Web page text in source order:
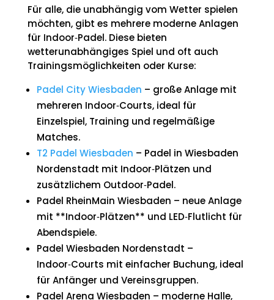
Für alle, die unabhängig vom Wetter spielen
möchten, gibt es mehrere moderne Anlagen
für Indoor‑Padel. Diese bieten
wetterunabhängiges Spiel und oft auch
Trainingsmöglichkeiten oder Kurse:
Padel City Wiesbaden – große Anlage mit
mehreren Indoor‑Courts, ideal für
Einzelspiel, Training und regelmäßige
Matches.
T2 Padel Wiesbaden – Padel in Wiesbaden
Nordenstadt mit Indoor‑Plätzen und
zusätzlichem Outdoor‑Padel.
Padel RheinMain Wiesbaden – neue Anlage
mit **Indoor‑Plätzen** und LED‑Flutlicht für
Abendspiele.
Padel Wiesbaden Nordenstadt –
Indoor‑Courts mit einfacher Buchung, ideal
für Anfänger und Vereinsgruppen.
Padel Arena Wiesbaden – moderne Halle,